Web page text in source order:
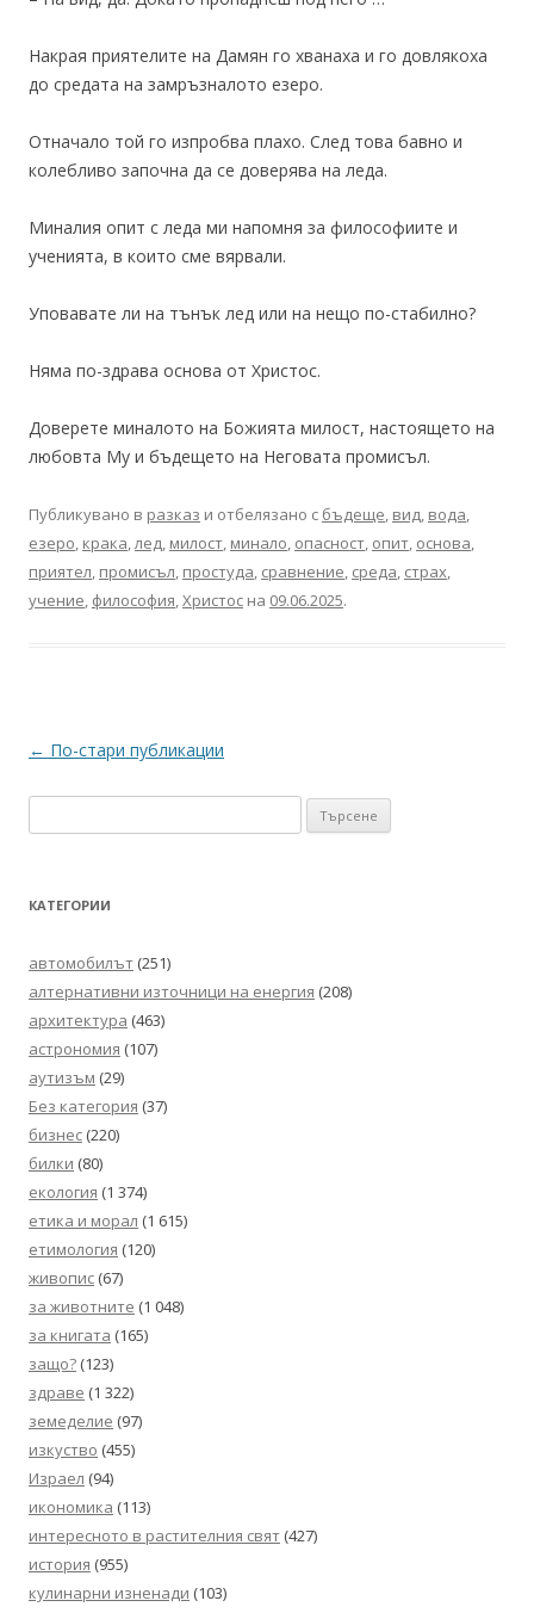
Накрая приятелите на Дамян го хванаха и го довлякоха
до средата на замръзналото езеро.
Отначало той го изпробва плахо. След това бавно и
колебливо започна да се доверява на леда.
Миналия опит с леда ми напомня за философиите и
ученията, в които сме вярвали.
Уповавате ли на тънък лед или на нещо по-стабилно?
Няма по-здрава основа от Христос.
Доверете миналото на Божията милост, настоящето на
любовта Му и бъдещето на Неговата промисъл.
Публикувано в разказ и отбелязано с бъдеще, вид, вода,
езеро, крака,лед, милост, минало, опасност, опит, основа,
приятел, промисъл, простуда, сравнение, среда, страх,
учение, философия,Христос на 09.06.2025.
Навигация
← По-стари публикации
за:
КАТЕГОРИИ
автомобилът (251)
алтернативни източници на енергия (208)
архитектура (463)
астрономия (107)
аутизъм (29)
Без категория (37)
бизнес (220)
билки (80)
екология (1 374)
етика и морал (1 615)
етимология (120)
живопис (67)
за животните (1 048)
за книгата (165)
защо? (123)
здраве (1 322)
земеделие (97)
изкуство (455)
Израел (94)
икономика (113)
интересното в растителния свят (427)
история (955)
кулинарни изненади (103)